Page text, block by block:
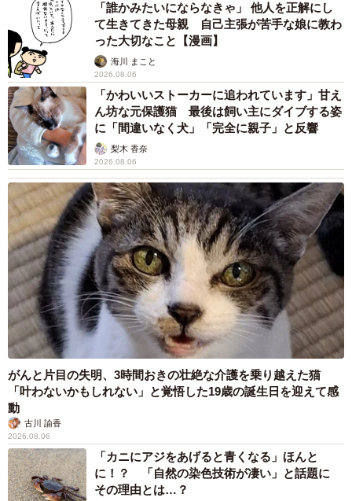
「誰かみたいにならなきゃ」 他人を正解にし
て生きてきた母親 自己主張が苦手な娘に教わ
った大切なこと【漫画】
海川 まこと
2026.08.06
「かわいいストーカーに追われています」甘え
ん坊な元保護猫 最後は飼い主にダイブする姿
に「間違いなく犬」「完全に親子」と反響
梨木 香奈
2026.08.06
がんと片目の失明、3時間おきの壮絶な介護を乗り越えた猫
「叶わないかもしれない」と覚悟した19歳の誕生日を迎えて感
動
古川 諭香
2026.08.06
「カニにアジをあげると青くなる」ほんと
に！？ 「自然の染色技術が凄い」と話題に
その理由とは…？